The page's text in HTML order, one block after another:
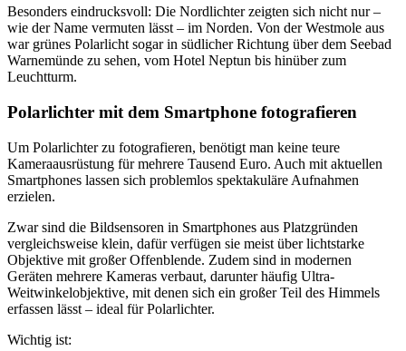
Besonders eindrucksvoll: Die Nordlichter zeigten sich nicht nur –
wie der Name vermuten lässt – im Norden. Von der Westmole aus
war grünes Polarlicht sogar in südlicher Richtung über dem Seebad
Warnemünde zu sehen, vom Hotel Neptun bis hinüber zum
Leuchtturm.
Polarlichter mit dem Smartphone fotografieren
Um Polarlichter zu fotografieren, benötigt man keine teure
Kameraausrüstung für mehrere Tausend Euro. Auch mit aktuellen
Smartphones lassen sich problemlos spektakuläre Aufnahmen
erzielen.
Zwar sind die Bildsensoren in Smartphones aus Platzgründen
vergleichsweise klein, dafür verfügen sie meist über lichtstarke
Objektive mit großer Offenblende. Zudem sind in modernen
Geräten mehrere Kameras verbaut, darunter häufig Ultra-
Weitwinkelobjektive, mit denen sich ein großer Teil des Himmels
erfassen lässt – ideal für Polarlichter.
Wichtig ist: